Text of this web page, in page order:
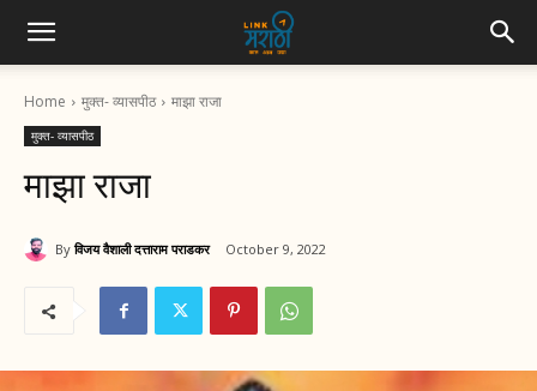
Home मुक्त- व्यासपीठ माझा राजा
मुक्त- व्यासपीठ
माझा राजा
By विजय वैशाली दत्ताराम पराडकर October 9, 2022